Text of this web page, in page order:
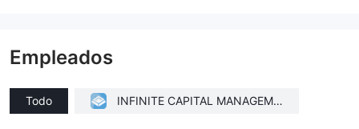
Empleados
Todo
INFINITE CAPITAL MANAGEME